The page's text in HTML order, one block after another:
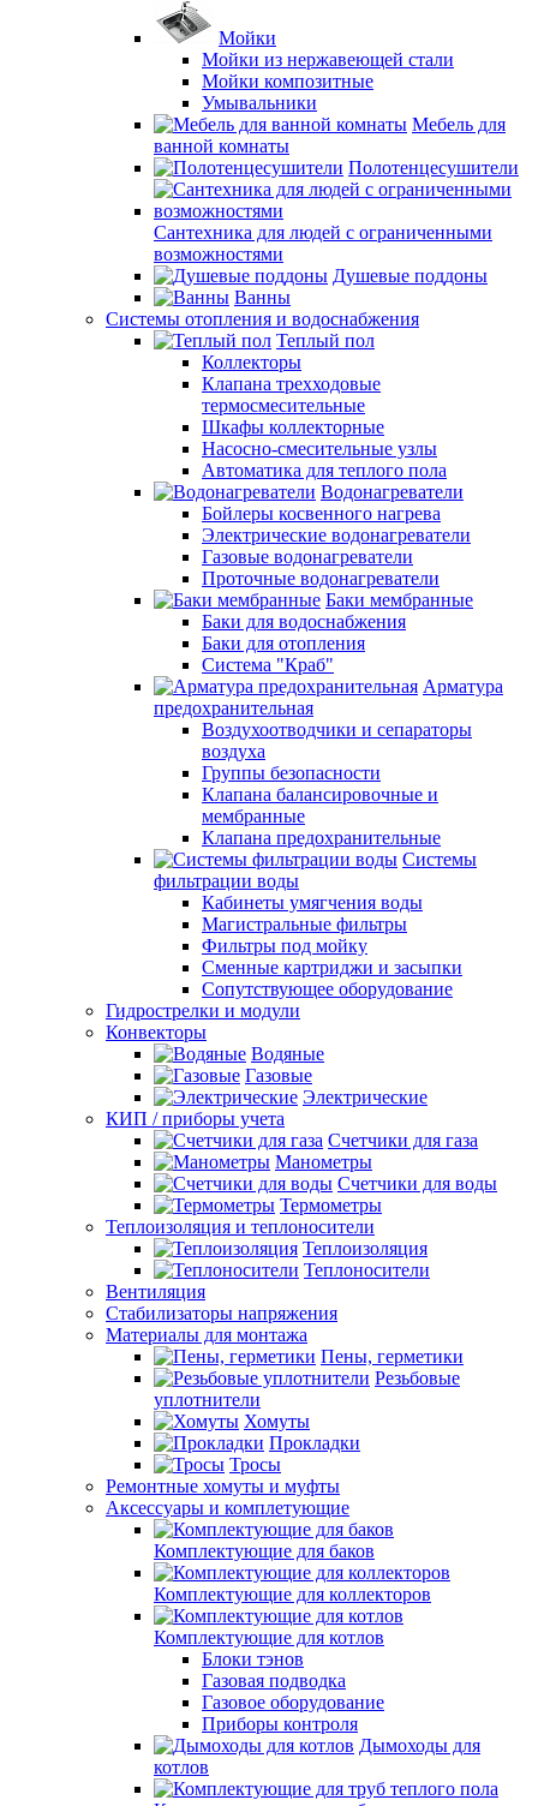
Мойки
Мойки из нержавеющей стали
Мойки композитные
Умывальники
Мебель для
ванной комнаты
Полотенцесушители
Сантехника для людей с ограниченными
возможностями
Душевые поддоны
Ванны
Системы отопления и водоснабжения
Теплый пол
Коллекторы
Клапана трехходовые
термосмесительные
Шкафы коллекторные
Насосно-смесительные узлы
Автоматика для теплого пола
Водонагреватели
Бойлеры косвенного нагрева
Электрические водонагреватели
Газовые водонагреватели
Проточные водонагреватели
Баки мембранные
Баки для водоснабжения
Баки для отопления
Система "Краб"
Арматура
предохранительная
Воздухоотводчики и сепараторы
воздуха
Группы безопасности
Клапана балансировочные и
мембранные
Клапана предохранительные
Системы
фильтрации воды
Кабинеты умягчения воды
Магистральные фильтры
Фильтры под мойку
Сменные картриджи и засыпки
Сопутствующее оборудование
Гидрострелки и модули
Конвекторы
Водяные
Газовые
Электрические
КИП / приборы учета
Счетчики для газа
Манометры
Счетчики для воды
Термометры
Теплоизоляция и теплоносители
Теплоизоляция
Теплоносители
Вентиляция
Стабилизаторы напряжения
Материалы для монтажа
Пены, герметики
Резьбовые
уплотнители
Хомуты
Прокладки
Тросы
Ремонтные хомуты и муфты
Аксессуары и комплетующие
Комплектующие для баков
Комплектующие для коллекторов
Комплектующие для котлов
Блоки тэнов
Газовая подводка
Газовое оборудование
Приборы контроля
Дымоходы для
котлов